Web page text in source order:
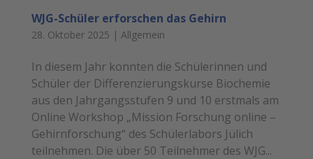
WJG-Schüler erforschen das Gehirn
28. Oktober 2025 | Allgemein
In diesem Jahr konnten die Schülerinnen und
Schüler der Differenzierungskurse Biochemie
aus den Jahrgangsstufen 9 und 10 erstmals am
Online Workshop „Mission Forschung online –
Gehirnforschung“ des Schülerlabors Jülich
teilnehmen. Die über 50 Teilnehmer des WJG...